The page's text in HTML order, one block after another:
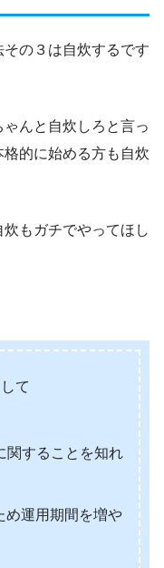
の３は自炊するです
んと自炊しろと言っ
的に始める方も自炊
もガチでやってほし
て
関することを知れ
め運用期間を増や